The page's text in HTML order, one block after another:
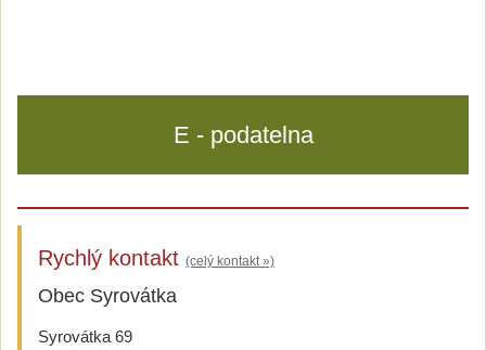
E - podatelna
Rychlý kontakt (celý kontakt »)
Obec Syrovátka
Syrovátka 69